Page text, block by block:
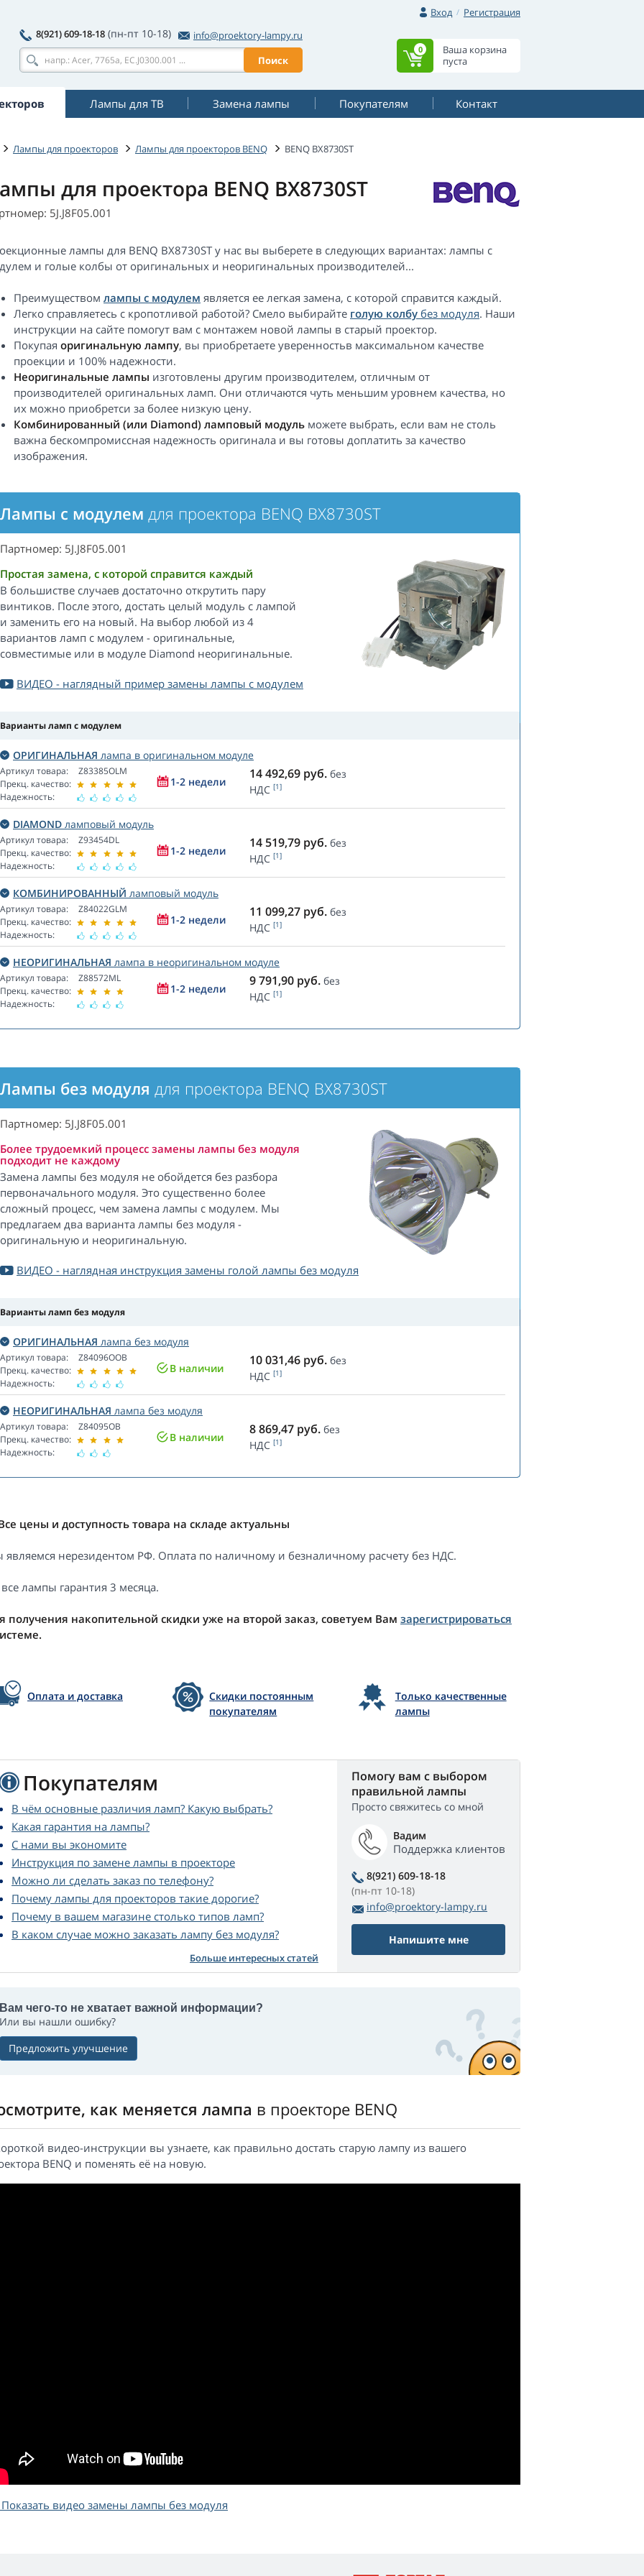
Вход
Регистрация
8(921) 609-18-18 (пн-пт 10-18)
info@proektory-lampy.ru
Поиск
Ваша корзина
пуста
0
Лампы для ТВ Замена лампы Покупателям Контакт
Лампы для проекторов Лампы для проекторов BENQ BENQ BX8730ST
для проектора BENQ BX8730ST
5J.J8F05.001
лампы для BENQ BX8730ST у нас вы выберете в следующих вариантах: лампы с
и голые колбы от оригинальных и неоригинальных производителей...
Преимуществом лампы с модулем является ее легкая замена, с которой справится каждый.
Легко справляетесь с кропотливой работой? Смело выбирайте голую колбу без модуля. Наши
инструкции на сайте помогут вам с монтажем новой лампы в старый проектор.
Покупая оригинальную лампу, вы приобретаете уверенностьв максимальном качестве
проекции и 100% надежности.
Неоригинальные лампы изготовлены другим производителем, отличным от
производителей оригинальных ламп. Они отличаются чуть меньшим уровнем качества, но
их можно приобретси за более низкую цену.
Комбинированный (или Diamond) ламповый модуль можете выбрать, если вам не столь
важна бескомпромиссная надежность оригинала и вы готовы доплатить за качество
изображения.
Лампы с модулем для проектора BENQ BX8730ST
Партномер: 5J.J8F05.001
Простая замена, с которой справится каждый
В большистве случаев достаточно открутить пару
винтиков. После этого, достать целый модуль с лампой
и заменить его на новый. На выбор любой из 4
вариантов ламп с модулем - оригинальные,
совместимые или в модуле Diamond неоригинальные.
ВИДЕО - наглядный пример замены лампы с модулем
Варианты ламп с модулем
ОРИГИНАЛЬНАЯ лампа в оригинальном модуле
Артикул товара:
Прекц. качество:
Надежность:
Z83385OLM
1-2 недели
14 492,69 руб. без
НДС [1]
DIAMOND ламповый модуль
Артикул товара:
Прекц. качество:
Надежность:
Z93454DL
1-2 недели
14 519,79 руб. без
НДС [1]
КОМБИНИРОВАННЫЙ ламповый модуль
Артикул товара:
Прекц. качество:
Надежность:
Z84022GLM
1-2 недели
11 099,27 руб. без
НДС [1]
НЕОРИГИНАЛЬНАЯ лампа в неоригинальном модуле
Артикул товара:
Прекц. качество:
Надежность:
Z88572ML
1-2 недели
9 791,90 руб. без
НДС [1]
Лампы без модуля для проектора BENQ BX8730ST
Партномер: 5J.J8F05.001
Более трудоемкий процесс замены лампы без модуля
подходит не каждому
Замена лампы без модуля не обойдется без разбора
первоначального модуля. Это существенно более
сложный процесс, чем замена лампы с модулем. Мы
предлагаем два варианта лампы без модуля -
оригинальную и неоригинальную.
ВИДЕО - наглядная инструкция замены голой лампы без модуля
Варианты ламп без модуля
ОРИГИНАЛЬНАЯ лампа без модуля
Артикул товара:
Прекц. качество:
Надежность:
Z84096OOB
В наличии
10 031,46 руб. без
НДС [1]
НЕОРИГИНАЛЬНАЯ лампа без модуля
Артикул товара:
Прекц. качество:
Надежность:
Z84095OB
В наличии
8 869,47 руб. без
НДС [1]
цены и доступность товара на складе актуальны
нерезидентом РФ. Оплата по наличному и безналичному расчету без НДС.
лампы гарантия 3 месяца.
получения накопительной скидки уже на второй заказ, советуем Вам зарегистрироваться
Оплата и доставка
Скидки постоянным
покупателям
Только качественные
лампы
Покупателям
В чём основные различия ламп? Какую выбрать?
Какая гарантия на лампы?
С нами вы экономите
Инструкция по замене лампы в проекторе
Можно ли сделать заказ по телефону?
Почему лампы для проекторов такие дорогие?
Почему в вашем магазине столько типов ламп?
В каком случае можно заказать лампу без модуля?
Больше интересных статей
Помогу вам с выбором
правильной лампы
Просто свяжитесь со мной
Вадим
Поддержка клиентов
8(921) 609-18-18
(пн-пт 10-18)
info@proektory-lampy.ru
Напишите мне
Вам чего-то не хватает важной информации?
Или вы нашли ошибку?
Предложить улучшение
как меняется лампа в проекторе BENQ
видео-инструкции вы узнаете, как правильно достать старую лампу из вашего
BENQ и поменять её на новую.
видео замены лампы без модуля